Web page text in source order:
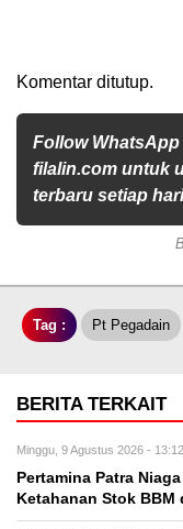
Komentar ditutup.
Follow
filalin.com untuk
terbaru setiap hari
Tag : Pt Pegadain
BERITA TERKAIT
Minggu, 9 Agustus 2026 -
Pertamina Patra
Ketahanan Stok BBM